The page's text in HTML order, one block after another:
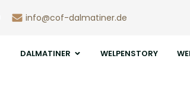
info@cof-dalmatiner.de
DALMATINER WELPENSTORY